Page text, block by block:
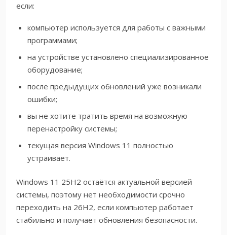
если:
компьютер используется для работы с важными
программами;
на устройстве установлено специализированное
оборудование;
после предыдущих обновлений уже возникали
ошибки;
вы не хотите тратить время на возможную
перенастройку системы;
текущая версия Windows 11 полностью
устраивает.
Windows 11 25H2 остаётся актуальной версией
системы, поэтому нет необходимости срочно
переходить на 26H2, если компьютер работает
стабильно и получает обновления безопасности.